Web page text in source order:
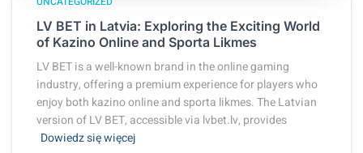
LV BET in Latvia: Exploring the Exciting World
of Kazino Online and Sporta Likmes
LV BET is a well-known brand in the online gaming
industry, offering a premium experience for players who
enjoy both kazino online and sporta likmes. The Latvian
version of LV BET, accessible via lvbet.lv, provides
Dowiedz się więcej